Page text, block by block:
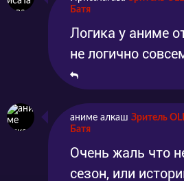
Батя
Логика у аниме
не логично
аниме алкаш Зритель
Батя
Очень жаль что
сезон, или